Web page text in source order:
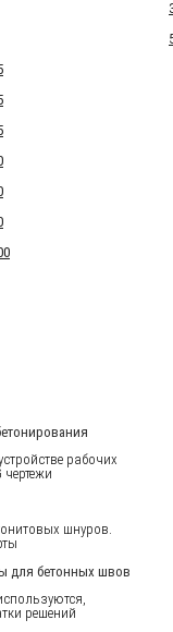
рабочих
шнуров.
для бетонных швов
решений